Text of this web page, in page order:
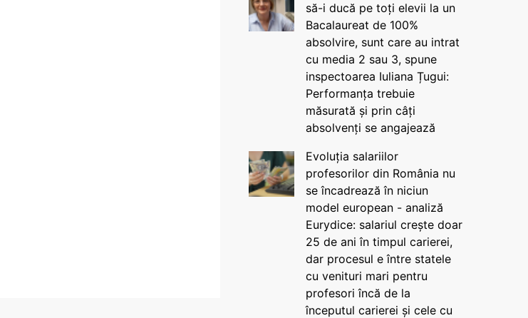
să-i ducă pe toți elevii la un
Bacalaureat de 100%
absolvire, sunt care au intrat
cu media 2 sau 3, spune
inspectoarea Iuliana Țugui:
Performanța trebuie
măsurată și prin câți
absolvenți se angajează
Evoluția salariilor
profesorilor din România nu
se încadrează în niciun
model european - analiză
Eurydice: salariul crește doar
25 de ani în timpul carierei,
dar procesul e între statele
cu venituri mari pentru
profesori încă de la
începutul carierei și cele cu